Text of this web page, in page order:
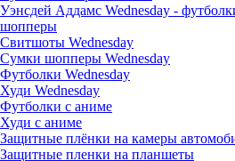
Уэнсдей Аддамс Wednesday -
шопперы
Свитшоты Wednesday
Сумки шопперы Wednesday
Футболки Wednesday
Худи Wednesday
Футболки с аниме
Худи с аниме
Защитные плёнки на камеры
Защитные пленки на планшеты